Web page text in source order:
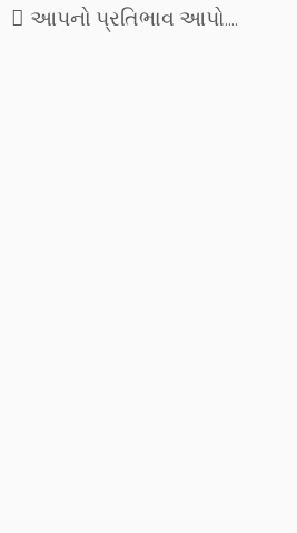
આપનો પ્રતિભાવ આપો....